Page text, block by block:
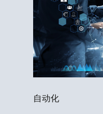
自动化